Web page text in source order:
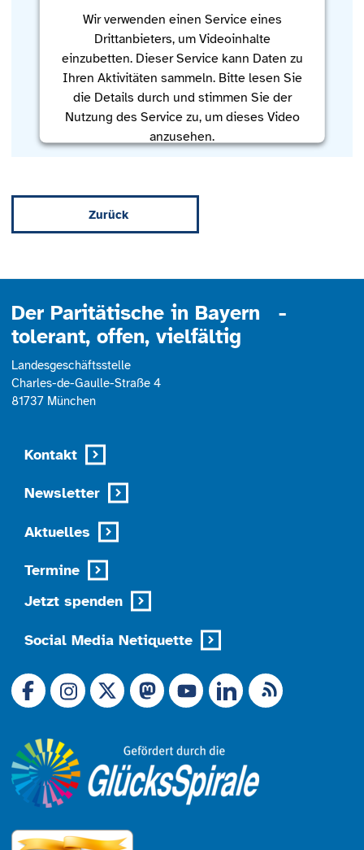
Wir verwenden einen Service eines
Drittanbieters, um Videoinhalte
einzubetten. Dieser Service kann Daten zu
Ihren Aktivitäten sammeln. Bitte lesen Sie
die Details durch und stimmen Sie der
Nutzung des Service zu, um dieses Video
anzusehen.
Management Platform
Zurück
Der Paritätische in Bayern -
tolerant, offen, vielfältig
Landesgeschäftsstelle
Charles-de-Gaulle-Straße 4
81737 München
Kontakt
Newsletter
Aktuelles
Termine
Jetzt spenden
Social Media Netiquette
Link zu X (Ex-Twitter)
RSS-Feed